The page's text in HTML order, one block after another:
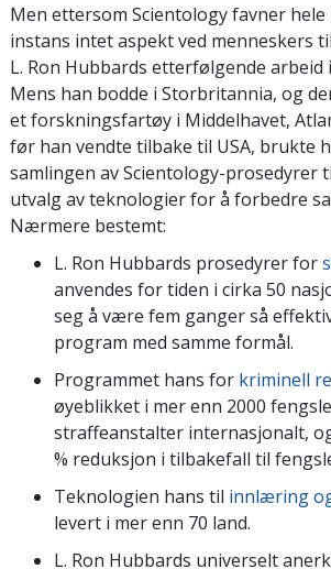
Men ettersom Scientology favner hele
instans intet aspekt ved menneskers
L. Ron Hubbards etterfølgende arbeid
Mens han bodde i Storbritannia, og
et forskningsfartøy i Middelhavet,
før han vendte tilbake til USA, brukte
samlingen av Scientology-prosedyrer
utvalg av teknologier for å forbedre
Nærmere bestemt:
L. Ron Hubbards prosedyrer for
anvendes for tiden i cirka 50
seg å være fem ganger så
program med samme formål.
Programmet hans for kriminell
øyeblikket i mer enn 2000
straffeanstalter internasjonalt,
% reduksjon i tilbakefall til
Teknologien hans til innlæring
levert i mer enn 70 land.
L. Ron Hubbards universelt